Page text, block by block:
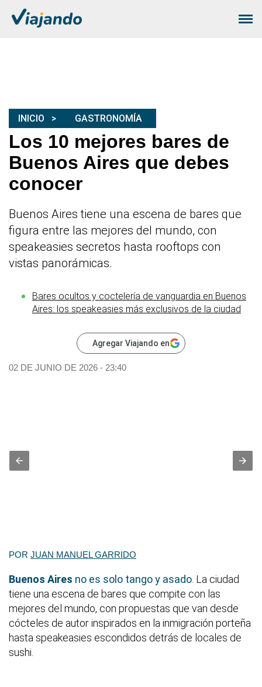
INICIO GASTRONOMÍA
Los 10 mejores bares de
Buenos Aires que debes
conocer
Buenos Aires tiene una escena de bares que
figura entre las mejores del mundo, con
speakeasies secretos hasta rooftops con
vistas panorámicas.
Bares ocultos y coctelería de vanguardia en Buenos
Aires: los speakeasies más exclusivos de la ciudad
Agregar Viajando en
02 DE JUNIO DE 2026 - 23:40
POR JUAN MANUEL GARRIDO
Buenos Aires no es solo tango y asado . La ciudad
tiene una escena de bares que compite con las
mejores del mundo, con propuestas que van desde
cócteles de autor inspirados en la inmigración porteña
hasta speakeasies escondidos detrás de locales de
sushi.